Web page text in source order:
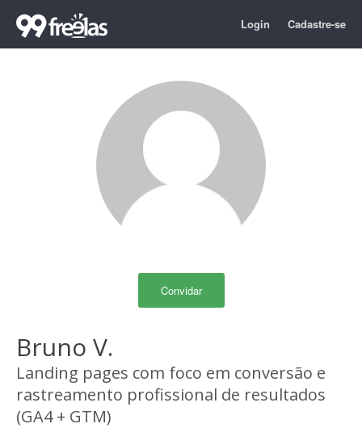
Login Cadastre-se
Convidar
Bruno V.
Landing pages com foco em conversão e
rastreamento profissional de resultados
(GA4 + GTM)